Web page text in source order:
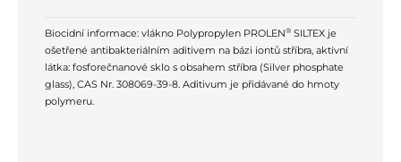
Biocidní informace: vlákno Polypropylen PROLEN® SILTEX je
ošetřené antibakteriálním aditivem na bázi iontů stříbra, aktivní
látka: fosforečnanové sklo s obsahem stříbra (Silver phosphate
glass), CAS Nr. 308069-39-8. Aditivum je přidávané do hmoty
polymeru.